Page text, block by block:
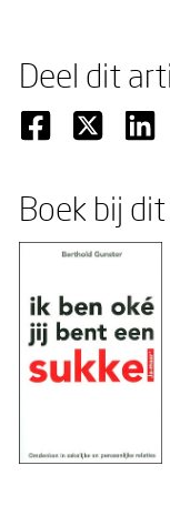
Deel dit
Boek bij